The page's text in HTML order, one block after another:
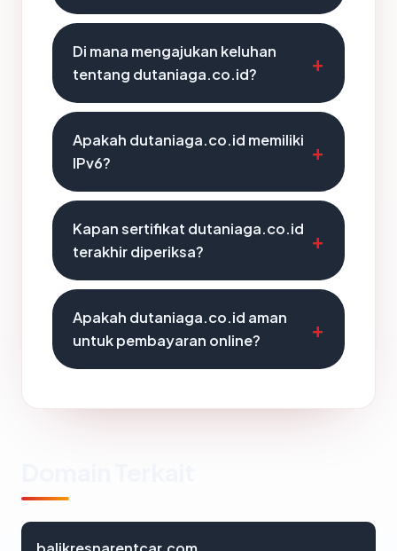
Di mana mengajukan keluhan
tentang dutaniaga.co.id?
Apakah dutaniaga.co.id memiliki
IPv6?
Kapan sertifikat dutaniaga.co.id
terakhir diperiksa?
Apakah dutaniaga.co.id aman
untuk pembayaran online?